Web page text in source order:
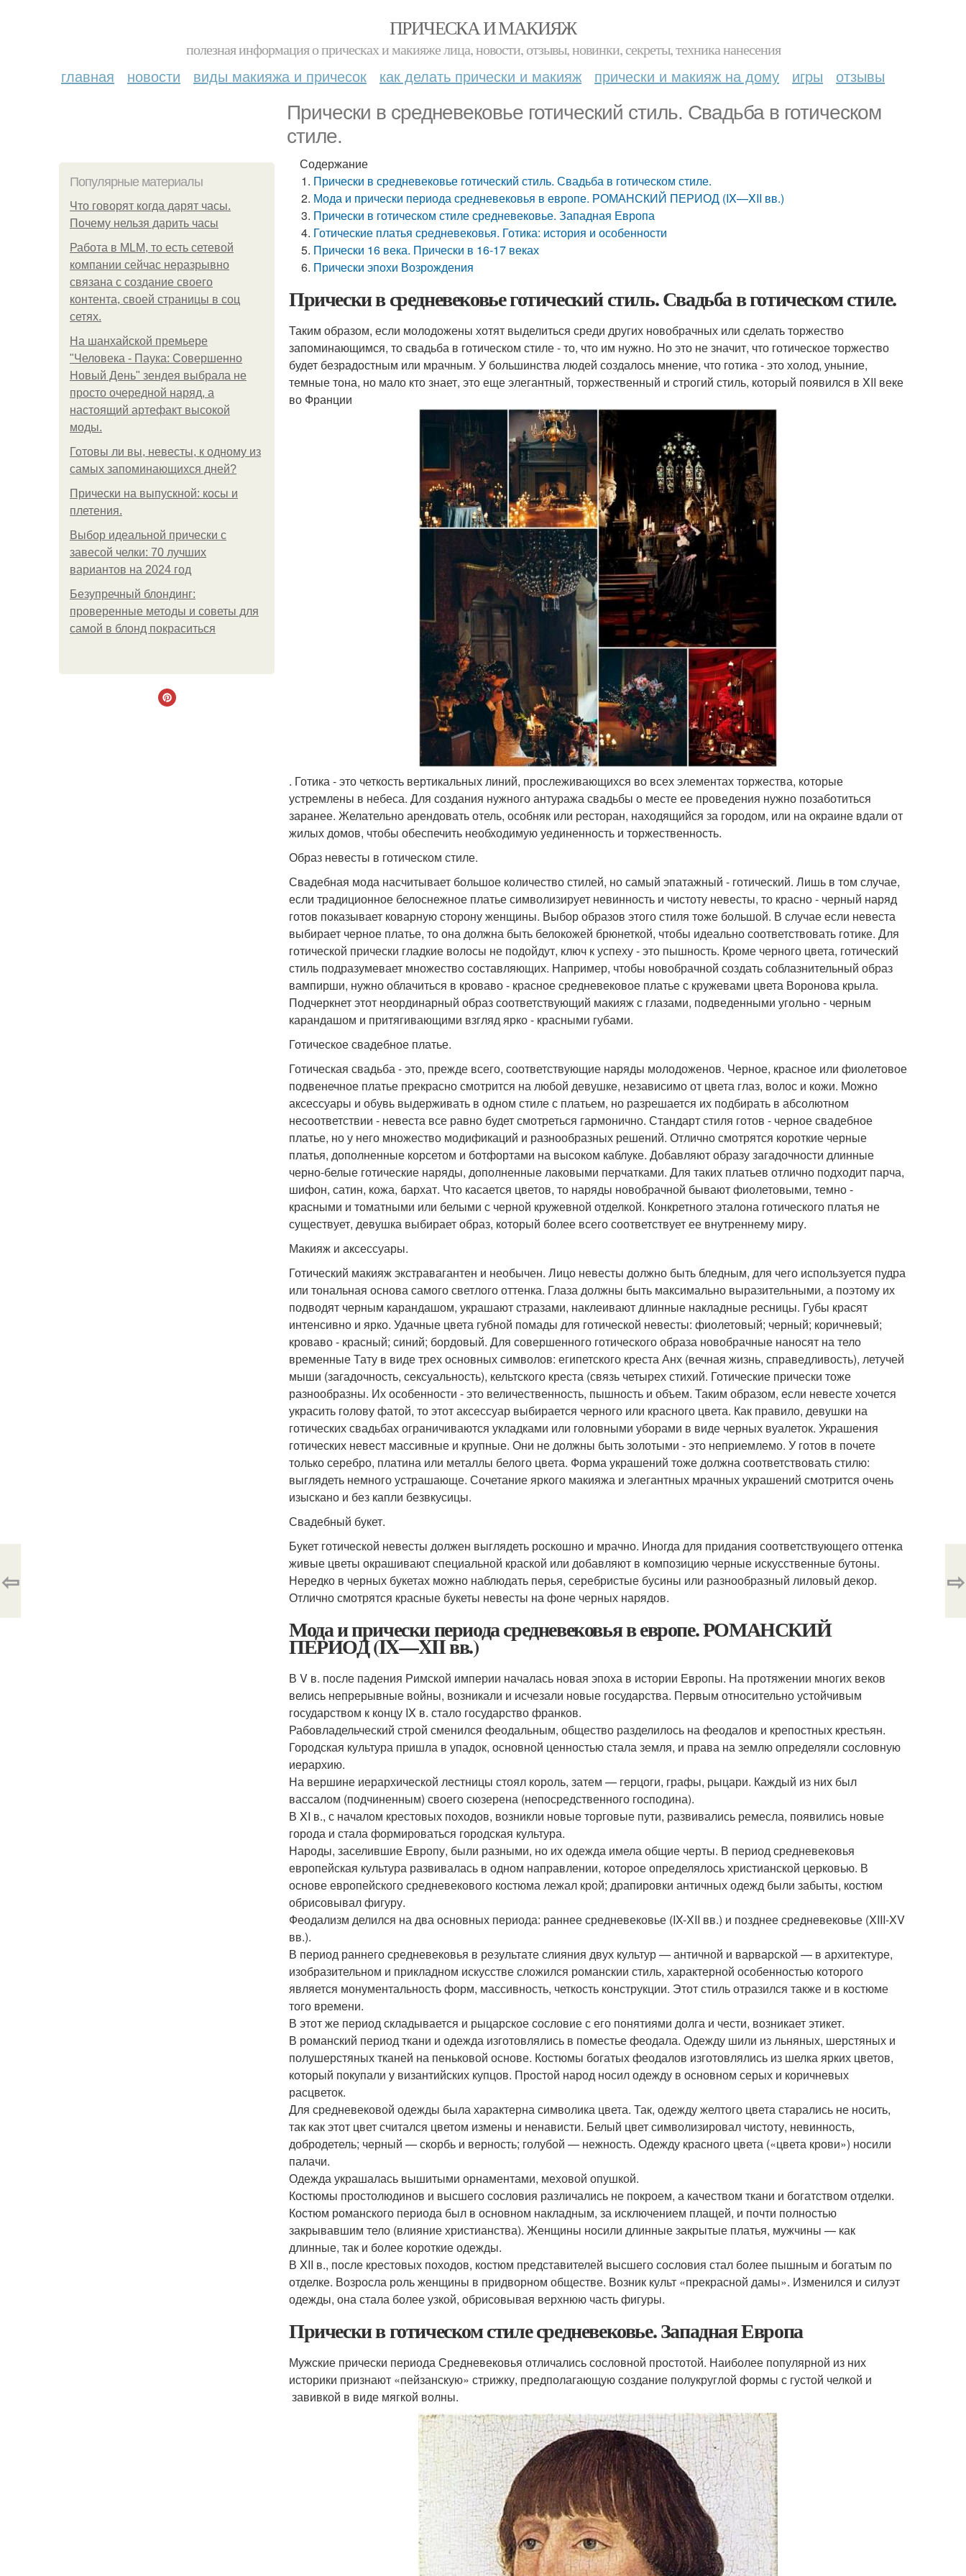
ПРИЧЕСКА И МАКИЯЖ
полезная информация о прическах и макияже лица, новости, отзывы, новинки, секреты, техника нанесения
главная новости виды макияжа и причесок как делать прически и макияж прически и макияж на дому игры отзывы
Прически в средневековье готический стиль. Свадьба в готическом
стиле.
Популярные материалы
Что говорят когда дарят часы.
Почему нельзя дарить часы
Работа в MLM, то есть сетевой
компании сейчас неразрывно
связана с создание своего
контента, своей страницы в соц
сетях.
На шанхайской премьере
"Человека - Паука: Совершенно
Новый День" зендея выбрала не
просто очередной наряд, а
настоящий артефакт высокой
моды.
Готовы ли вы, невесты, к одному из
самых запоминающихся дней?
Прически на выпускной: косы и
плетения.
Выбор идеальной прически с
завесой челки: 70 лучших
вариантов на 2024 год
Безупречный блондинг:
проверенные методы и советы для
самой в блонд покраситься
Содержание
Прически в средневековье готический стиль. Свадьба в готическом стиле.
Мода и прически периода средневековья в европе. РОМАНСКИЙ ПЕРИОД (IX—XII вв.)
Прически в готическом стиле средневековье. Западная Европа
Готические платья средневековья. Готика: история и особенности
Прически 16 века. Прически в 16-17 веках
Прически эпохи Возрождения
Прически в средневековье готический стиль. Свадьба в готическом стиле.
Таким образом, если молодожены хотят выделиться среди других новобрачных или сделать торжество
запоминающимся, то свадьба в готическом стиле - то, что им нужно. Но это не значит, что готическое торжество
будет безрадостным или мрачным. У большинства людей создалось мнение, что готика - это холод, уныние,
темные тона, но мало кто знает, это еще элегантный, торжественный и строгий стиль, который появился в XII веке
во Франции
. Готика - это четкость вертикальных линий, прослеживающихся во всех элементах торжества, которые
устремлены в небеса. Для создания нужного антуража свадьбы о месте ее проведения нужно позаботиться
заранее. Желательно арендовать отель, особняк или ресторан, находящийся за городом, или на окраине вдали от
жилых домов, чтобы обеспечить необходимую уединенность и торжественность.
Образ невесты в готическом стиле.
Свадебная мода насчитывает большое количество стилей, но самый эпатажный - готический. Лишь в том случае,
если традиционное белоснежное платье символизирует невинность и чистоту невесты, то красно - черный наряд
готов показывает коварную сторону женщины. Выбор образов этого стиля тоже большой. В случае если невеста
выбирает черное платье, то она должна быть белокожей брюнеткой, чтобы идеально соответствовать готике. Для
готической прически гладкие волосы не подойдут, ключ к успеху - это пышность. Кроме черного цвета, готический
стиль подразумевает множество составляющих. Например, чтобы новобрачной создать соблазнительный образ
вампирши, нужно облачиться в кроваво - красное средневековое платье с кружевами цвета Воронова крыла.
Подчеркнет этот неординарный образ соответствующий макияж с глазами, подведенными угольно - черным
карандашом и притягивающими взгляд ярко - красными губами.
Готическое свадебное платье.
Готическая свадьба - это, прежде всего, соответствующие наряды молодоженов. Черное, красное или фиолетовое
подвенечное платье прекрасно смотрится на любой девушке, независимо от цвета глаз, волос и кожи. Можно
аксессуары и обувь выдерживать в одном стиле с платьем, но разрешается их подбирать в абсолютном
несоответствии - невеста все равно будет смотреться гармонично. Стандарт стиля готов - черное свадебное
платье, но у него множество модификаций и разнообразных решений. Отлично смотрятся короткие черные
платья, дополненные корсетом и ботфортами на высоком каблуке. Добавляют образу загадочности длинные
черно-белые готические наряды, дополненные лаковыми перчатками. Для таких платьев отлично подходит парча,
шифон, сатин, кожа, бархат. Что касается цветов, то наряды новобрачной бывают фиолетовыми, темно -
красными и томатными или белыми с черной кружевной отделкой. Конкретного эталона готического платья не
существует, девушка выбирает образ, который более всего соответствует ее внутреннему миру.
Макияж и аксессуары.
Готический макияж экстравагантен и необычен. Лицо невесты должно быть бледным, для чего используется пудра
или тональная основа самого светлого оттенка. Глаза должны быть максимально выразительными, а поэтому их
подводят черным карандашом, украшают стразами, наклеивают длинные накладные ресницы. Губы красят
интенсивно и ярко. Удачные цвета губной помады для готической невесты: фиолетовый; черный; коричневый;
кроваво - красный; синий; бордовый. Для совершенного готического образа новобрачные наносят на тело
временные Тату в виде трех основных символов: египетского креста Анх (вечная жизнь, справедливость), летучей
мыши (загадочность, сексуальность), кельтского креста (связь четырех стихий. Готические прически тоже
разнообразны. Их особенности - это величественность, пышность и объем. Таким образом, если невесте хочется
украсить голову фатой, то этот аксессуар выбирается черного или красного цвета. Как правило, девушки на
готических свадьбах ограничиваются укладками или головными уборами в виде черных вуалеток. Украшения
готических невест массивные и крупные. Они не должны быть золотыми - это неприемлемо. У готов в почете
только серебро, платина или металлы белого цвета. Форма украшений тоже должна соответствовать стилю:
выглядеть немного устрашающе. Сочетание яркого макияжа и элегантных мрачных украшений смотрится очень
изыскано и без капли безвкусицы.
Свадебный букет.
Букет готической невесты должен выглядеть роскошно и мрачно. Иногда для придания соответствующего оттенка
живые цветы окрашивают специальной краской или добавляют в композицию черные искусственные бутоны.
Нередко в черных букетах можно наблюдать перья, серебристые бусины или разнообразный лиловый декор.
Отлично смотрятся красные букеты невесты на фоне черных нарядов.
Мода и прически периода средневековья в европе. РОМАНСКИЙ
ПЕРИОД (IX—XII вв.)
В V в. после падения Римской империи началась новая эпоха в истории Европы. На протяжении многих веков
велись непрерывные войны, возникали и исчезали новые государства. Первым относительно устойчивым
государством к концу IX в. стало государство франков.
Рабовладельческий строй сменился феодальным, общество разделилось на феодалов и крепостных крестьян.
Городская культура пришла в упадок, основной ценностью стала земля, и права на землю определяли сословную
иерархию.
На вершине иерархической лестницы стоял король, затем — герцоги, графы, рыцари. Каждый из них был
вассалом (подчиненным) своего сюзерена (непосредственного господина).
В XI в., с началом крестовых походов, возникли новые торговые пути, развивались ремесла, появились новые
города и стала формироваться городская культура.
Народы, заселившие Европу, были разными, но их одежда имела общие черты. В период средневековья
европейская культура развивалась в одном направлении, которое определялось христианской церковью. В
основе европейского средневекового костюма лежал крой; драпировки античных одежд были забыты, костюм
обрисовывал фигуру.
Феодализм делился на два основных периода: раннее средневековье (IX-XII вв.) и позднее средневековье (XIII-XV
вв.).
В период раннего средневековья в результате слияния двух культур — античной и варварской — в архитектуре,
изобразительном и прикладном искусстве сложился романскии стиль, характерной особенностью которого
является монументальность форм, массивность, четкость конструкции. Этот стиль отразился также и в костюме
того времени.
В этот же период складывается и рыцарское сословие с его понятиями долга и чести, возникает этикет.
В романский период ткани и одежда изготовлялись в поместье феодала. Одежду шили из льняных, шерстяных и
полушерстяных тканей на пеньковой основе. Костюмы богатых феодалов изготовлялись из шелка ярких цветов,
который покупали у византийских купцов. Простой народ носил одежду в основном серых и коричневых
расцветок.
Для средневековой одежды была характерна символика цвета. Так, одежду желтого цвета старались не носить,
так как этот цвет считался цветом измены и ненависти. Белый цвет символизировал чистоту, невинность,
добродетель; черный — скорбь и верность; голубой — нежность. Одежду красного цвета («цвета крови») носили
палачи.
Одежда украшалась вышитыми орнаментами, меховой опушкой.
Костюмы простолюдинов и высшего сословия различались не покроем, а качеством ткани и богатством отделки.
Костюм романского периода был в основном накладным, за исключением плащей, и почти полностью
закрывавшим тело (влияние христианства). Женщины носили длинные закрытые платья, мужчины — как
длинные, так и более короткие одежды.
В XII в., после крестовых походов, костюм представителей высшего сословия стал более пышным и богатым по
отделке. Возросла роль женщины в придворном обществе. Возник культ «прекрасной дамы». Изменился и силуэт
одежды, она стала более узкой, обрисовывая верхнюю часть фигуры.
Прически в готическом стиле средневековье. Западная Европа
Мужские прически периода Средневековья отличались сословной простотой. Наиболее популярной из них
историки признают «пейзанскую» стрижку, предполагающую создание полукруглой формы с густой челкой и
завивкой в виде мягкой волны.
⇦ ⇨